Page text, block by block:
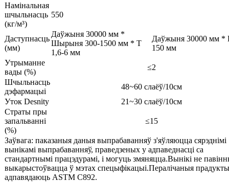
Намінальная
шчыльнасць
(кг/м³)
550
Даступнасць
(мм)
Даўжыня 30000 мм *
Шырыня 300-1500 мм * Т
1,6-6 мм
Даўжыня 30000 мм *
150 мм
Утрыманне
вады (%)
≤2
Шчыльнасць
дэфармацыі
48~60 слаёў/10см
Уток Desnity
21~30 слаёў/10см
Страты пры
запальванні
(%)
≤15
Заўвага: паказаныя даныя выпрабаванняў з'яўляюцца сярэднімі
вынікамі выпрабаванняў, праведзеных у адпаведнасці са
стандартнымі працэдурамі, і могуць змяняцца.Вынікі не
выкарыстоўвацца ў мэтах спецыфікацыі.Пералічаныя прадукты
адпавядаюць ASTM C892.